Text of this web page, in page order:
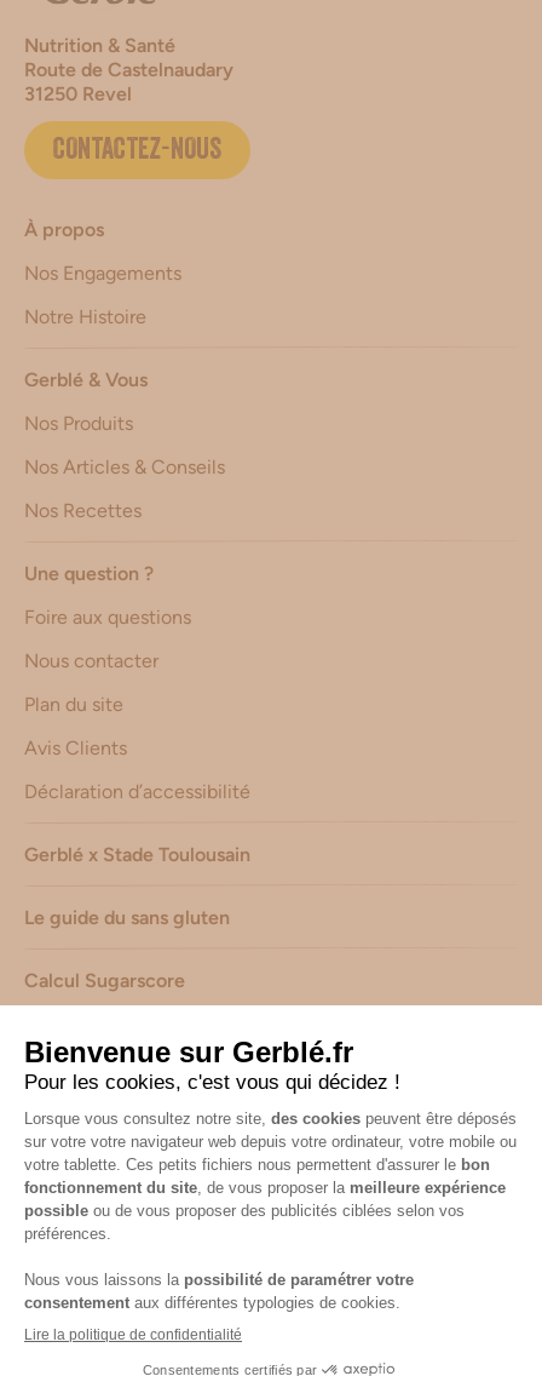
Nutrition & Santé
Route de Castelnaudary
31250 Revel
CONTACTEZ-NOUS
À propos
Nos Engagements
Notre Histoire
Gerblé & Vous
Nos Produits
Nos Articles & Conseils
Nos Recettes
Une question ?
Foire aux questions
Nous contacter
Plan du site
Avis Clients
Déclaration d’accessibilité
Gerblé x Stade Toulousain
Le guide du sans gluten
Calcul Sugarscore
Suivez-nous sur les réseaux !
Mentions légales Consignes de tri de nos emballages
Caractéristiques environnementales de nos emballages
(informations AGEC) -Avis & notes collectés parShopadvizor